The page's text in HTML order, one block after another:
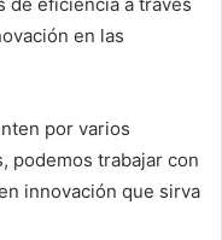
en las
por varios
podemos trabajar con
innovación que sirva